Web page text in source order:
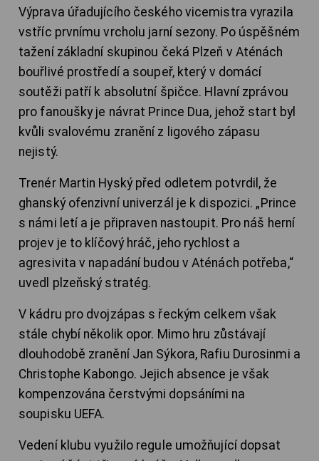
Výprava úřadujícího českého vicemistra vyrazila
vstříc prvnímu vrcholu jarní sezony. Po úspěšném
tažení základní skupinou čeká Plzeň v Aténách
bouřlivé prostředí a soupeř, který v domácí
soutěži patří k absolutní špičce. Hlavní zprávou
pro fanoušky je návrat Prince Dua, jehož start byl
kvůli svalovému zranění z ligového zápasu
nejistý.
Trenér Martin Hyský před odletem potvrdil, že
ghanský ofenzivní univerzál je k dispozici. „Prince
s námi letí a je připraven nastoupit. Pro náš herní
projev je to klíčový hráč, jeho rychlost a
agresivita v napadání budou v Aténách potřeba,“
uvedl plzeňský stratég.
V kádru pro dvojzápas s řeckým celkem však
stále chybí několik opor. Mimo hru zůstávají
dlouhodobě zranění Jan Sýkora, Rafiu Durosinmi a
Christophe Kabongo. Jejich absence je však
kompenzována čerstvými dopsáními na
soupisku UEFA.
Vedení klubu využilo regule umožňující dopsat